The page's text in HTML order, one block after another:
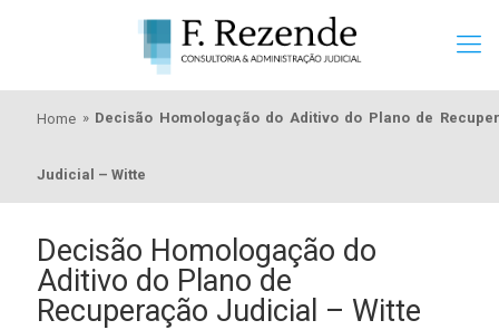
Home » Decisão Homologação do Aditivo do Plano de
Judicial – Witte
Decisão Homologação do
Aditivo do Plano de
Recuperação Judicial – Witte